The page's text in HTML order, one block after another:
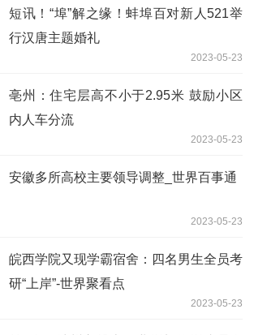
短讯！“埠”解之缘！蚌埠百对新人521举
行汉唐主题婚礼
2023-05-23
亳州：住宅层高不小于2.95米 鼓励小区
内人车分流
2023-05-23
安徽多所高校主要领导调整_世界百事通
2023-05-23
皖西学院又现学霸宿舍：四名男生全员考
研“上岸”-世界聚看点
2023-05-23